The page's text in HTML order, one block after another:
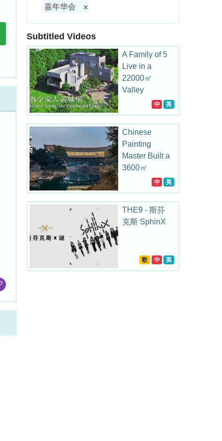
嘉年华会
Subtitled Videos
A Family of 5
Live in a
22000㎡
Valley
中 英
Chinese
Painting
Master Built a
3600㎡
Bridge Art
Museum for
his Hometown
中 英
THE9 - 斯芬
克斯 SphinX
歌 中 英